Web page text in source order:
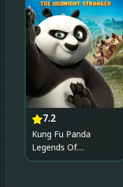
7.2
Kung Fu Panda
Legends Of
Awesomeness Vol.4